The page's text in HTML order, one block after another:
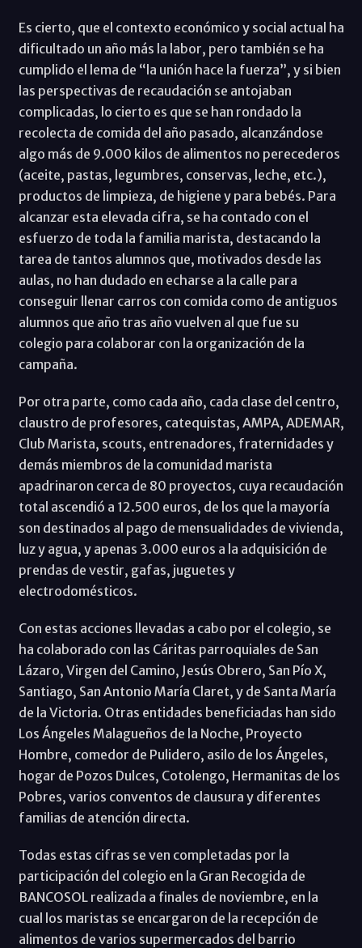
Es cierto, que el contexto económico y social actual ha
dificultado un año más la labor, pero también se ha
cumplido el lema de “la unión hace la fuerza”, y si bien
las perspectivas de recaudación se antojaban
complicadas, lo cierto es que se han rondado la
recolecta de comida del año pasado, alcanzándose
algo más de 9.000 kilos de alimentos no perecederos
(aceite, pastas, legumbres, conservas, leche, etc.),
productos de limpieza, de higiene y para bebés. Para
alcanzar esta elevada cifra, se ha contado con el
esfuerzo de toda la familia marista, destacando la
tarea de tantos alumnos que, motivados desde las
aulas, no han dudado en echarse a la calle para
conseguir llenar carros con comida como de antiguos
alumnos que año tras año vuelven al que fue su
colegio para colaborar con la organización de la
campaña.
Por otra parte, como cada año, cada clase del centro,
claustro de profesores, catequistas, AMPA, ADEMAR,
Club Marista, scouts, entrenadores, fraternidades y
demás miembros de la comunidad marista
apadrinaron cerca de 80 proyectos, cuya recaudación
total ascendió a 12.500 euros, de los que la mayoría
son destinados al pago de mensualidades de vivienda,
luz y agua, y apenas 3.000 euros a la adquisición de
prendas de vestir, gafas, juguetes y
electrodomésticos.
Con estas acciones llevadas a cabo por el colegio, se
ha colaborado con las Cáritas parroquiales de San
Lázaro, Virgen del Camino, Jesús Obrero, San Pío X,
Santiago, San Antonio María Claret, y de Santa María
de la Victoria. Otras entidades beneficiadas han sido
Los Ángeles Malagueños de la Noche, Proyecto
Hombre, comedor de Pulidero, asilo de los Ángeles,
hogar de Pozos Dulces, Cotolengo, Hermanitas de los
Pobres, varios conventos de clausura y diferentes
familias de atención directa.
Todas estas cifras se ven completadas por la
participación del colegio en la Gran Recogida de
BANCOSOL realizada a finales de noviembre, en la
cual los maristas se encargaron de la recepción de
alimentos de varios supermercados del barrio